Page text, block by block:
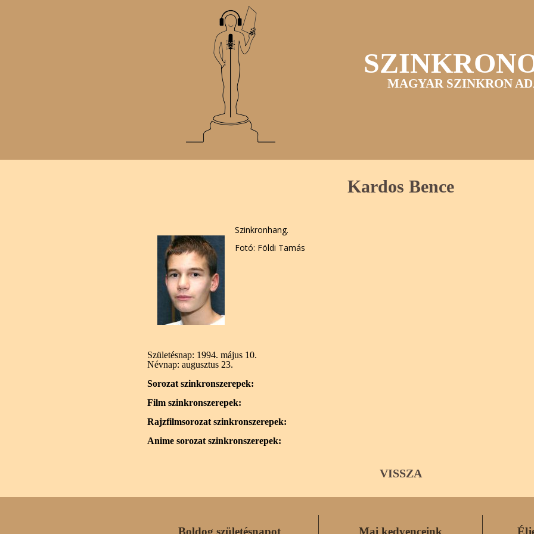
MAGYAR SZINKRON
Kardos Bence
Szinkronhang.
Fotó: Földi Tamás
Születésnap: 1994. május 10.
Névnap: augusztus 23.
Sorozat szinkronszerepek:
Film szinkronszerepek:
Rajzfilmsorozat szinkronszerepek:
Anime sorozat szinkronszerepek:
VISSZA
Boldog születésnapot Mai kedvenceink